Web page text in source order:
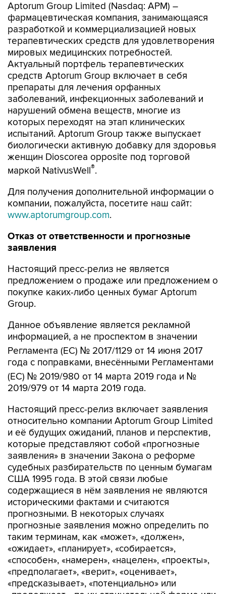
Aptorum Group Limited (Nasdaq: APM) –
фармацевтическая компания, занимающаяся
разработкой и коммерциализацией новых
терапевтических средств для удовлетворения
мировых медицинских потребностей.
Актуальный портфель терапевтических
средств Aptorum Group включает в себя
препараты для лечения орфанных
заболеваний, инфекционных заболеваний и
нарушений обмена веществ, многие из
которых переходят на этап клинических
испытаний. Aptorum Group также выпускает
биологически активную добавку для здоровья
женщин Dioscorea opposite под торговой
маркой NativusWell®.
Для получения дополнительной информации о
компании, пожалуйста, посетите наш сайт:
www.aptorumgroup.com.
Отказ от ответственности и прогнозные
заявления
Настоящий пресс-релиз не является
предложением о продаже или предложением о
покупке каких-либо ценных бумаг Aptorum
Group.
Данное объявление является рекламной
информацией, а не проспектом в значении
Регламента (ЕС) № 2017/1129 от 14 июня 2017
года с поправками, внесёнными Регламентами
(ЕС) № 2019/980 от 14 марта 2019 года и №
2019/979 от 14 марта 2019 года.
Настоящий пресс-релиз включает заявления
относительно компании Aptorum Group Limited
и её будущих ожиданий, планов и перспектив,
которые представляют собой «прогнозные
заявления» в значении Закона о реформе
судебных разбирательств по ценным бумагам
США 1995 года. В этой связи любые
содержащиеся в нём заявления не являются
историческими фактами и считаются
прогнозными. В некоторых случаях
прогнозные заявления можно определить по
таким терминам, как «может», «должен»,
«ожидает», «планирует», «собирается»,
«способен», «намерен», «нацелен», «проекты»,
«предполагает», «верит», «оценивает»,
«предсказывает», «потенциально» или